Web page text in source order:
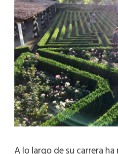
A lo largo de su carrera